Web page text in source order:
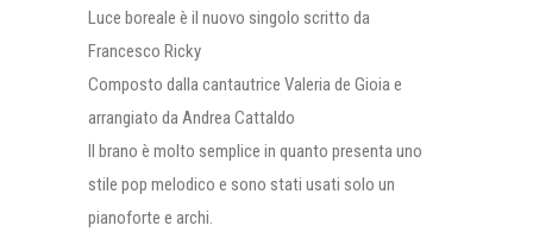
Luce boreale è il nuovo singolo scritto da
Francesco Ricky
Composto dalla cantautrice Valeria de Gioia e
arrangiato da Andrea Cattaldo
Il brano è molto semplice in quanto presenta uno
stile pop melodico e sono stati usati solo un
pianoforte e archi.